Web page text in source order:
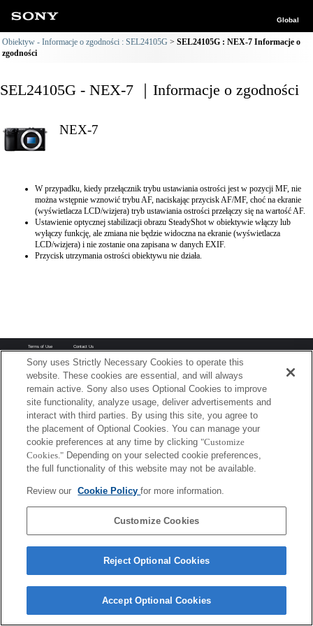
Global
Obiektyw - Informacje o zgodności : SEL24105G
SEL24105G : NEX-7 Informacje o
zgodności
SEL24105G - NEX-7 ｜Informacje o zgodności
NEX-7
W przypadku, kiedy przełącznik trybu ustawiania ostrości jest w pozycji MF, nie
można wstępnie wznowić trybu AF, naciskając przycisk AF/MF, choć na ekranie
(wyświetlacza LCD/wizjera) tryb ustawiania ostrości przełączy się na wartość AF.
Ustawienie optycznej stabilizacji obrazu SteadyShot w obiektywie włączy lub
wyłączy funkcję, ale zmiana nie będzie widoczna na ekranie (wyświetlacza
LCD/wizjera) i nie zostanie ona zapisana w danych EXIF.
Przycisk utrzymania ostrości obiektywu nie działa.
Terms of Use Contact Us
Sony uses Strictly Necessary Cookies to operate this
website. These cookies are essential, and will always
remain active. Sony also uses Optional Cookies to improve
site functionality, analyze usage, deliver advertisements and
interact with third parties. By using this site, you agree to
the placement of Optional Cookies. You can manage your
cookie preferences at any time by clicking "Customize
Cookies." Depending on your selected cookie preferences,
the full functionality of this website may not be available.
Review our Cookie Policyfor more information.
Customize Cookies
Reject Optional Cookies
Accept Optional Cookies